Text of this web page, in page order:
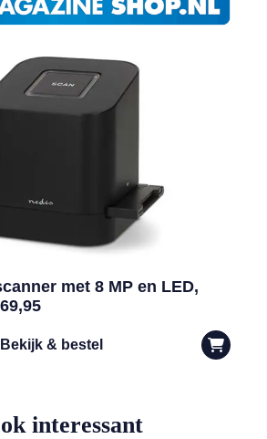
met 8 MP en LED,
Bekijk & bestel
interessant